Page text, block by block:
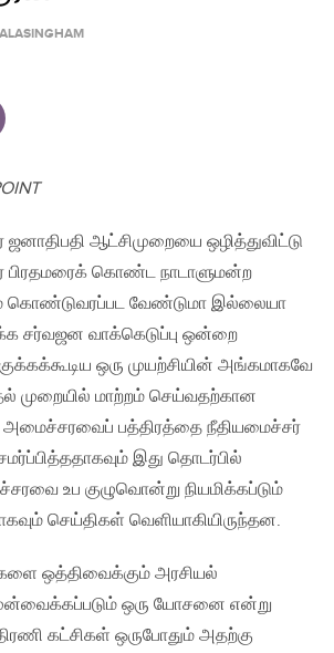
ஜனாதிபதி ஆட்சிமுறையை ஒழித்துவிட்டு
பிரதமரைக் கொண்ட நாடாளுமன்ற
கொண்டுவரப்பட வேண்டுமா இல்லையா
சர்வஜன வாக்கெடுப்பு ஒன்றை
ஒரு முயற்சியின் அங்கமாகவே
முறையில் மாற்றம் செய்வதற்கான
பத்திரத்தை நீதியமைச்சர்
இது தொடர்பில்
உப குழுவொன்று நியமிக்கப்டும்
செய்திகள் வெளியாகியிருந்தன.
ஒத்திவைக்கும் அரசியல்
ஒரு யோசனை என்று
கட்சிகள் ஒருபோதும் அதற்கு